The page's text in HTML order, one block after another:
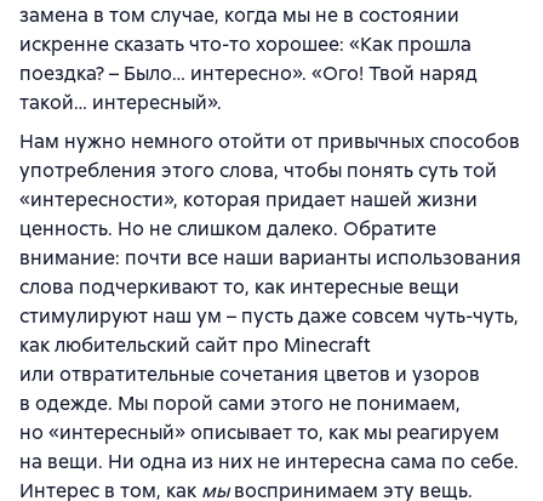
замена в том случае, когда мы не в состоянии
искренне сказать что-то хорошее: «Как прошла
поездка? – Было… интересно». «Ого! Твой наряд
такой… интересный».
Нам нужно немного отойти от привычных способов
употребления этого слова, чтобы понять суть той
«интересности», которая придает нашей жизни
ценность. Но не слишком далеко. Обратите
внимание: почти все наши варианты использования
слова подчеркивают то, как интересные вещи
стимулируют наш ум – пусть даже совсем чуть-чуть,
как любительский сайт про Minecraft
или отвратительные сочетания цветов и узоров
в одежде. Мы порой сами этого не понимаем,
но «интересный» описывает то, как мы реагируем
на вещи. Ни одна из них не интересна сама по себе.
Интерес в том, как мывоспринимаем эту вещь.